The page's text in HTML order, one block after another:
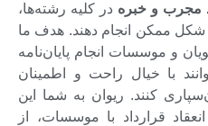
مجرب و خبره در کلیه رشته‌ها،
شکل ممکن انجام دهند. هدف ما
و موسسات انجام پایان‌نامه
با خیال راحت و اطمینان
کنند. ریوان به شما این
قرارداد با موسسات، از